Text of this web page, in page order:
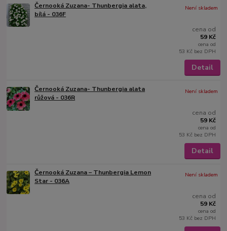
Černooká Zuzana- Thunbergia alata,
bílá - 036F
cena od
59 Kč
cena od
53 Kč bez DPH
Není skladem
Detail
Černooká Zuzana- Thunbergia alata
růžová - 036R
cena od
59 Kč
cena od
53 Kč bez DPH
Není skladem
Detail
Černooká Zuzana – Thunbergia Lemon
Star - 036A
cena od
59 Kč
cena od
53 Kč bez DPH
Není skladem